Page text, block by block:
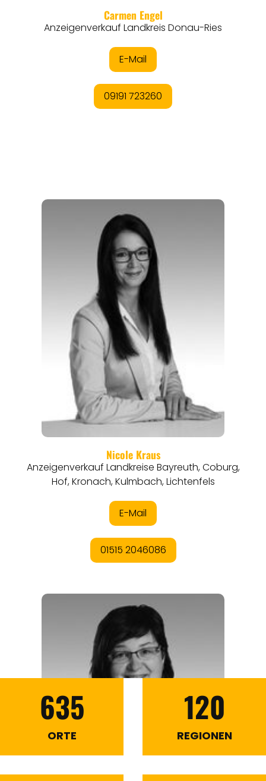
635
ORTE
120
REGIONEN